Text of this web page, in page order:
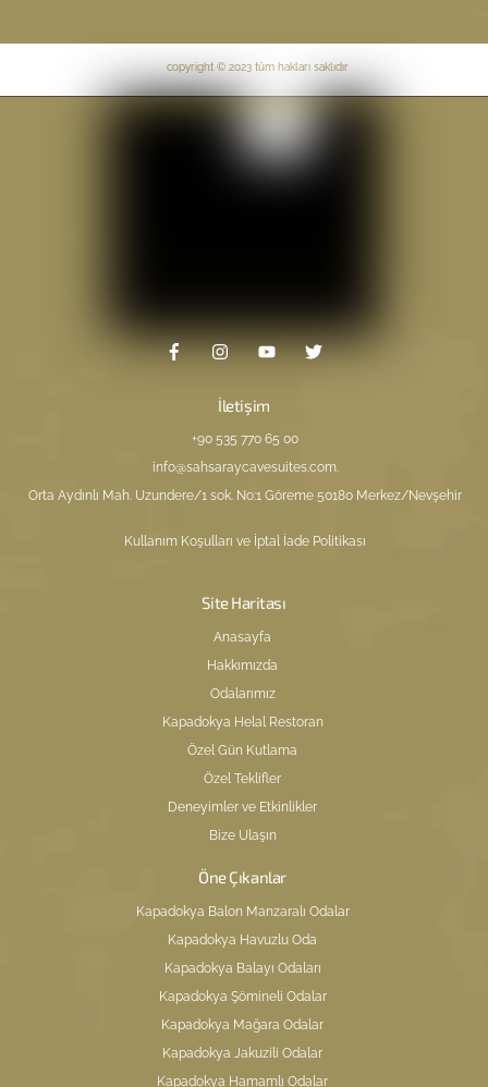
copyright © 2023 tüm hakları saklıdır
İletişim
+90 535 770 65 00
info@sahsaraycavesuites.com.
Orta Aydınlı Mah. Uzundere/1 sok. No:1 Göreme 50180 Merkez/Nevşehir
Kullanım Koşulları ve İptal İade Politikası
Site Haritası
Anasayfa
Hakkımızda
Odalarımız
Kapadokya Helal Restoran
Özel Gün Kutlama
Özel Teklifler
Deneyimler ve Etkinlikler
Bize Ulaşın
Öne Çıkanlar
Kapadokya Balon Manzaralı Odalar
Kapadokya Havuzlu Oda
Kapadokya Balayı Odaları
Kapadokya Şömineli Odalar
Kapadokya Mağara Odalar
Kapadokya Jakuzili Odalar
Kapadokya Hamamlı Odalar